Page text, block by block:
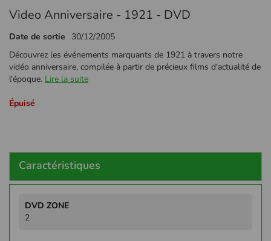
au
de
la
Galerie
d’images
Video Anniversaire - 1921 - DVD
Date de sortie
30/12/2005
Découvrez les événements marquants de 1921 à travers notre
vidéo anniversaire, compilée à partir de précieux films d'actualité de
l'époque. Lire la suite
Épuisé
Caractéristiques
d'infos
2